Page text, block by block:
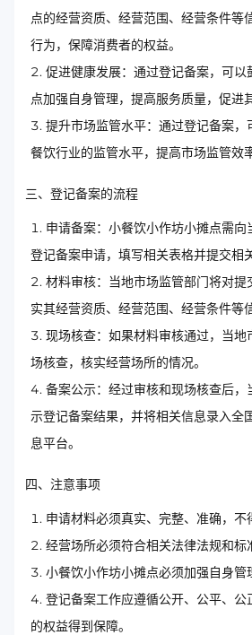
点的经营资质、经营范围、经营条件等
行为，保障消费者的权益。
促进健康发展：通过登记备案，可
点加强自身管理，提高服务质量，促进
提升市场监管水平：通过登记备案
餐饮行业的监管水平，提高市场监管效率
三、登记备案的流程
申请备案：小餐饮小作坊小摊点需向
登记备案申请，填写相关表格并提交相
材料审核：当地市场监管部门将对
实其经营资质、经营范围、经营条件等
现场核查：如果材料审核通过，当
场核查，核实经营场所的情况。
备案公示：经过审核和现场核查后
示登记备案结果，并将相关信息录入全
息平台。
四、注意事项
申请材料必须真实、完整、准确，不
经营场所必须符合相关法律法规和标
小餐饮小作坊小摊点必须加强自身管
登记备案工作应遵循公开、公平、
的权益得到保障。